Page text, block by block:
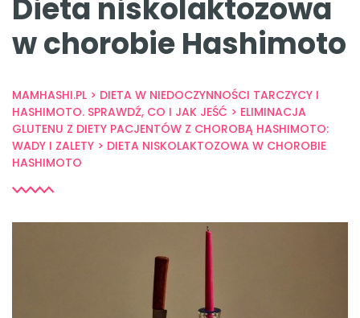
Dieta niskolaktozowa
w chorobie Hashimoto
MAMHASHI.PL > DIETA W NIEDOCZYNNOŚCI TARCZYCY I
HASHIMOTO. SPRAWDŹ, CO I JAK JEŚĆ > ELIMINACJA
GLUTENU Z DIETY PACJENTÓW Z CHOROBĄ HASHIMOTO:
WADY I ZALETY > DIETA NISKOLAKTOZOWA W CHOROBIE
HASHIMOTO